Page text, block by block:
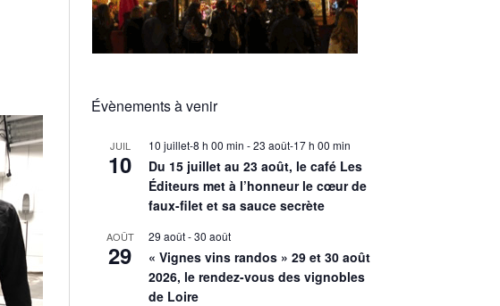
Évènements à venir
JUIL
10
10 juillet-8 h 00 min -23 août-17 h 00 min
Du 15 juillet au 23 août, le café Les
Éditeurs met à l’honneur le cœur de
faux-filet et sa sauce secrète
AOÛT
29
29 août-30 août
« Vignes vins randos » 29 et 30 août
2026, le rendez-vous des vignobles
de Loire